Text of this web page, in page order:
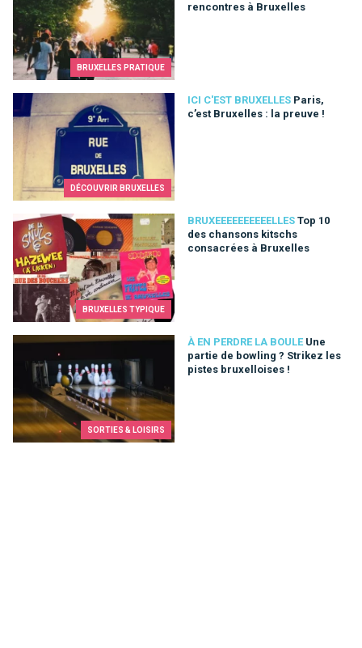
BRUXELLES PRATIQUE
rencontres à Bruxelles
DÉCOUVRIR BRUXELLES
ICI C'EST BRUXELLES Paris,
c’est Bruxelles : la preuve !
Paris, c’est Bruxelles : la preuve !
BRUXELLES TYPIQUE
BRUXEEEEEEEEEELLES Top 10
des chansons kitschs
consacrées à Bruxelles
Top 10 des chansons kitschs consacrées à Bruxelles
SORTIES & LOISIRS
À EN PERDRE LA BOULE Une
partie de bowling ? Strikez les
pistes bruxelloises !
Une partie de bowling ? Strikez les pistes bruxelloises !